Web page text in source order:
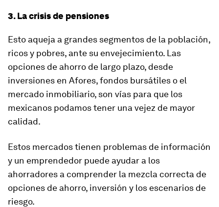
3. La crisis de pensiones
Esto aqueja a grandes segmentos de la población,
ricos y pobres, ante su envejecimiento. Las
opciones de ahorro de largo plazo, desde
inversiones en Afores, fondos bursátiles o el
mercado inmobiliario, son vías para que los
mexicanos podamos tener una vejez de mayor
calidad.
Estos mercados tienen problemas de información
y un emprendedor puede ayudar a los
ahorradores a comprender la mezcla correcta de
opciones de ahorro, inversión y los escenarios de
riesgo.